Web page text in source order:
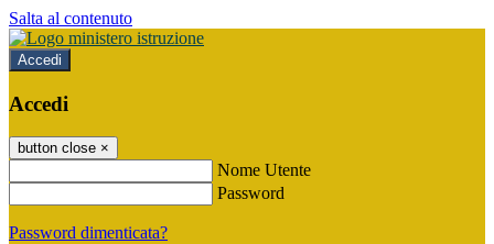
Salta al contenuto
Accedi
Accedi
button close ×
Nome Utente
Password
Password dimenticata?